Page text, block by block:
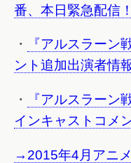
番、本日緊急配信！
・
『アルスラーン
ント追加出演者情
・
『アルスラーン
インキャストコメ
→2015年4月アニ